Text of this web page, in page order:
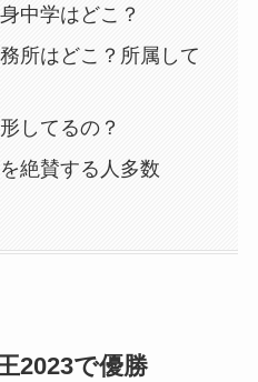
中学はどこ？
所はどこ？所属して
してるの？
絶賛する人多数
2023で優勝